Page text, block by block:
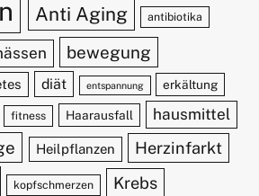
Anti Aging antibiotika
bewegung
diät entspannung erkältung
fitness Haarausfall hausmittel
Heilpflanzen Herzinfarkt
kopfschmerzen Krebs